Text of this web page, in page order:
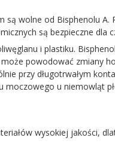
są wolne od Bisphenolu
są bezpieczne dla
i plastiku.
powodować zmiany
przy długotrwałym
u niemowląt
wysokiej jakości,